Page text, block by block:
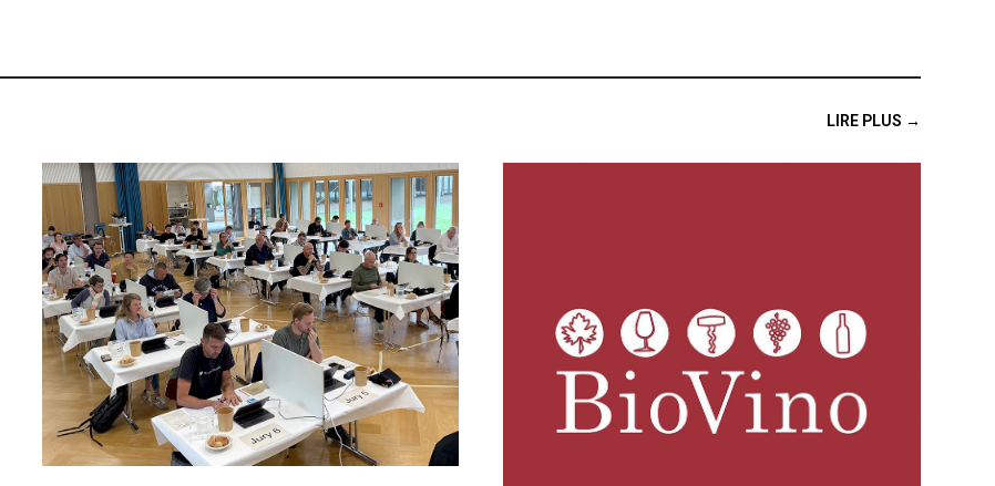
LIRE PLUS →